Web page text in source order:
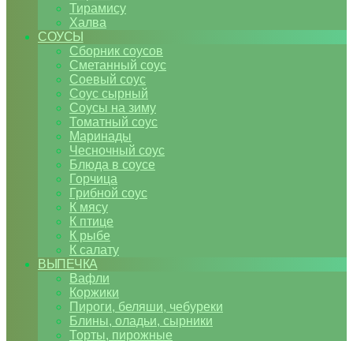
Тирамису
Халва
СОУСЫ
Сборник соусов
Сметанный соус
Соевый соус
Соус сырный
Соусы на зиму
Томатный соус
Маринады
Чесночный соус
Блюда в соусе
Горчица
Грибной соус
К мясу
К птице
К рыбе
К салату
ВЫПЕЧКА
Вафли
Коржики
Пироги, беляши, чебуреки
Блины, оладьи, сырники
Торты, пирожные